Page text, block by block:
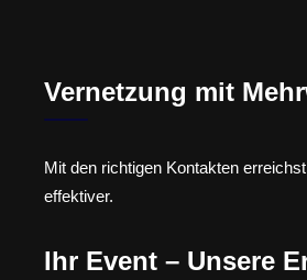
Vernetzung mit
Mit den richtigen Kontakten
effektiver.
Ihr Event – Unsere